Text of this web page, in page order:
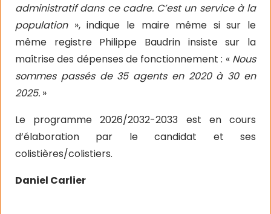
administratif dans ce cadre. C’est un service à la
population», indique le maire même si sur le
même registre Philippe Baudrin insiste sur la
maîtrise des dépenses de fonctionnement : « Nous
sommes passés de 35 agents en 2020 à 30 en
2025. »
Le programme 2026/2032-2033 est en cours
d’élaboration par le candidat et ses
colistières/colistiers.
Daniel Carlier